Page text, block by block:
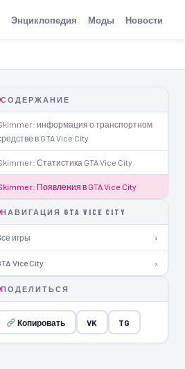
Энциклопедия Моды Новости
СОДЕРЖАНИЕ
информация о транспортном
в GTA Vice City
Статистика GTA Vice City
Появления в GTA Vice City
НАВИГАЦИЯ GTA VICE CITY
игры ›
Vice City ›
ПОДЕЛИТЬСЯ
Копировать VK TG